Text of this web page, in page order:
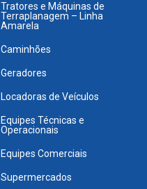
Tratores e Máquinas de
Terraplanagem – Linha
Amarela
Caminhões
Geradores
Locadoras de Veículos
Equipes Técnicas e
Operacionais
Equipes Comerciais
Supermercados